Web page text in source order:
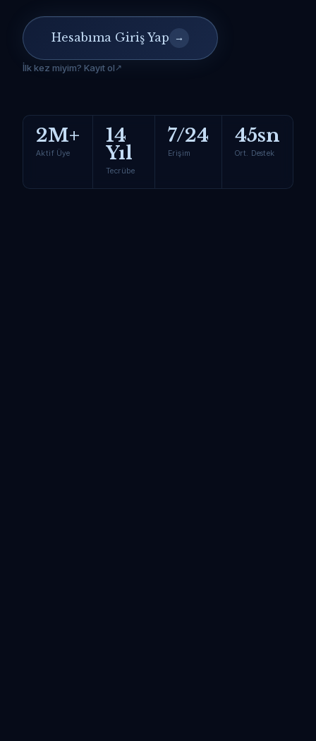
Hesabıma Giriş Yap →
İlk kez miyim? Kayıt ol
2M+
Aktif Üye
14
Yıl
Tecrübe
7/24
Erişim
45sn
Ort. Destek